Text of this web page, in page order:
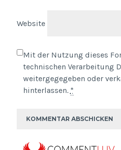
Website
Mit der Nutzung dieses
technischen Verarbeitung
weitergegegeben oder
hinterlassen. *